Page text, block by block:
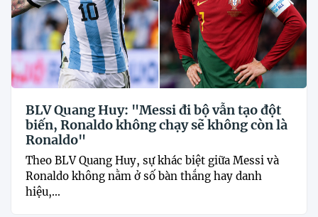
BLV Quang Huy: "Messi đi bộ vẫn tạo đột
biến, Ronaldo không chạy sẽ không còn là
Ronaldo"
Theo BLV Quang Huy, sự khác biệt giữa Messi và
Ronaldo không nằm ở số bàn thắng hay danh
hiệu,...